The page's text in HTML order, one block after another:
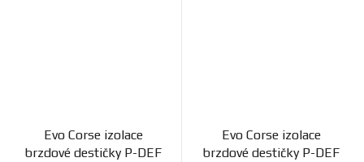
Evo Corse izolace
brzdové destičky P-DEF
Evo Corse izolace
brzdové destičky P-DEF